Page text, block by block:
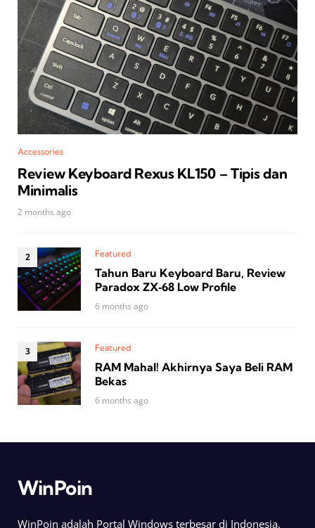
Accessories
Review Keyboard Rexus KL150 – Tipis dan
Minimalis
2 months ago
Featured
Tahun Baru Keyboard Baru, Review
Paradox ZX‑68 Low Profile
6 months ago
Featured
RAM Mahal! Akhirnya Saya Beli RAM
Bekas
6 months ago
WinPoin
WinPoin adalah Portal Windows terbesar di Indonesia.